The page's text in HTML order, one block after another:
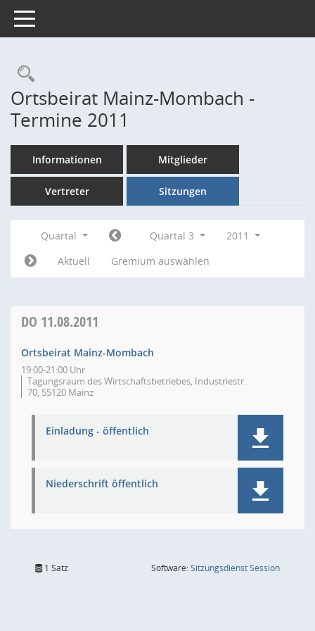
Toggle navigation
Rechercheauswahl
Ortsbeirat Mainz-Mombach -
Termine 2011
Informationen Mitglieder
Vertreter Sitzungen
Quartal Quartal 3
2011
Aktuell
Gremium auswählen
DO 11.08.2011
Ortsbeirat Mainz-Mombach
19:00-21:00 Uhr
Tagungsraum des Wirtschaftsbetriebes, Industriestr.
70, 55120 Mainz
Einladung - öffentlich
Niederschrift öffentlich
1 Satz Software:SitzungsdienstSession(Wird in